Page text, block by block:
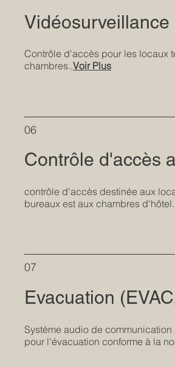
Vidéosurveillance​​​​​​​​​​​​​​​​
Contrôle d'accès pour les locaux
chambres..Voir Plus
06
Contrôle d'accès
​contrôle d'accès destinée aux
bureaux est aux chambres
07
Evacuation
Système audio de
pour l'évacuation conforme à la